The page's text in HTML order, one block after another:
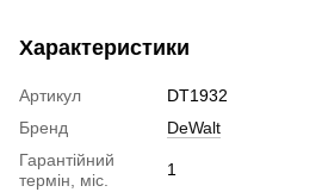
Характеристики
Артикул
DT1932
Бренд
DeWalt
Гарантійний
термін, міс.
1